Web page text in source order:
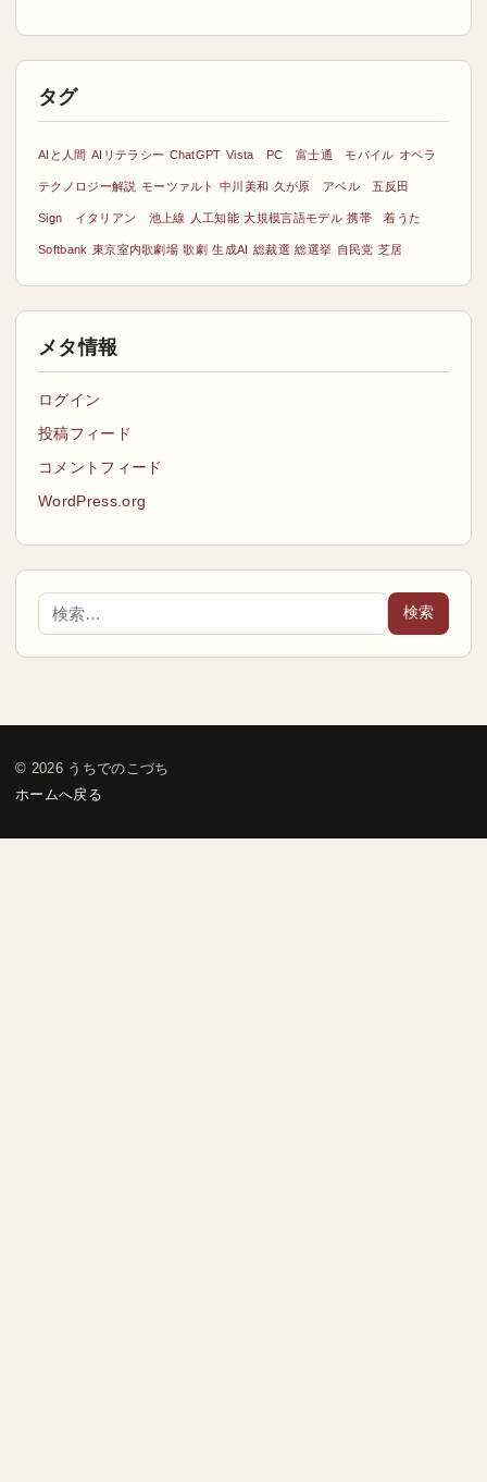
タグ
AIと人間 AIリテラシー ChatGPT Vista PC 富士通 モバイル オペラ
テクノロジー解説 モーツァルト 中川美和 久が原 アベル 五反田
Sign イタリアン 池上線 人工知能 大規模言語モデル 携帯 着うた
Softbank 東京室内歌劇場 歌劇 生成AI 総裁選 総選挙 自民党 芝居
メタ情報
ログイン
投稿フィード
コメントフィード
WordPress.org
© 2026 うちでのこづち
ホームへ戻る